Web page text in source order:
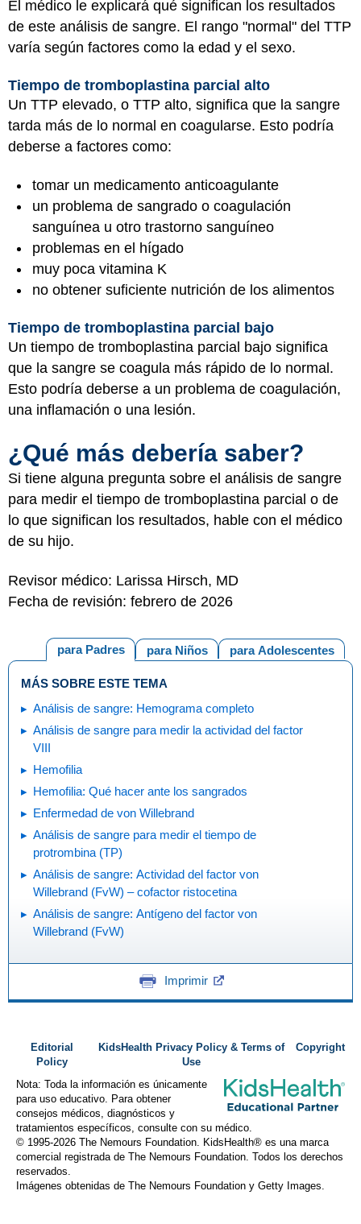
El médico le explicará qué significan los resultados
de este análisis de sangre. El rango "normal" del TTP
varía según factores como la edad y el sexo.
Tiempo de tromboplastina parcial alto
Un TTP elevado, o TTP alto, significa que la sangre
tarda más de lo normal en coagularse. Esto podría
deberse a factores como:
tomar un medicamento anticoagulante
un problema de sangrado o coagulación
sanguínea u otro trastorno sanguíneo
problemas en el hígado
muy poca vitamina K
no obtener suficiente nutrición de los alimentos
Tiempo de tromboplastina parcial bajo
Un tiempo de tromboplastina parcial bajo significa
que la sangre se coagula más rápido de lo normal.
Esto podría deberse a un problema de coagulación,
una inflamación o una lesión.
¿Qué más debería saber?
Si tiene alguna pregunta sobre el análisis de sangre
para medir el tiempo de tromboplastina parcial o de
lo que significan los resultados, hable con el médico
de su hijo.
Revisor médico: Larissa Hirsch, MD
Fecha de revisión: febrero de 2026
para Adolescentes
para Niños
para Padres
MÁS SOBRE ESTE TEMA
Análisis de sangre: Hemograma completo
Análisis de sangre para medir la actividad del factor
VIII
Hemofilia
Hemofilia: Qué hacer ante los sangrados
Enfermedad de von Willebrand
Análisis de sangre para medir el tiempo de
protrombina (TP)
Análisis de sangre: Actividad del factor von
Willebrand (FvW) – cofactor ristocetina
Análisis de sangre: Antígeno del factor von
Willebrand (FvW)
Imprimir
Editorial
Policy
KidsHealth Privacy Policy & Terms of
Use
Copyright
Nota: Toda la información es únicamente
para uso educativo. Para obtener
consejos médicos, diagnósticos y
tratamientos específicos, consulte con su médico.
© 1995-2026 The Nemours Foundation. KidsHealth® es una marca
comercial registrada de The Nemours Foundation. Todos los derechos
reservados.
Imágenes obtenidas de The Nemours Foundation y Getty Images.